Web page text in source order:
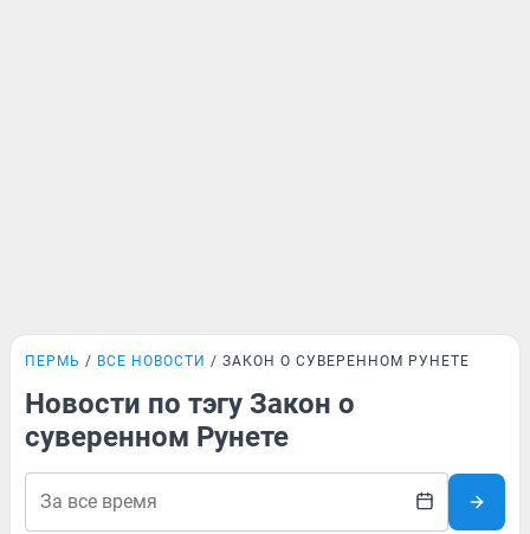
ПЕРМЬ ВСЕ НОВОСТИ ЗАКОН О СУВЕРЕННОМ РУНЕТЕ
Новости по тэгу Закон о
суверенном Рунете